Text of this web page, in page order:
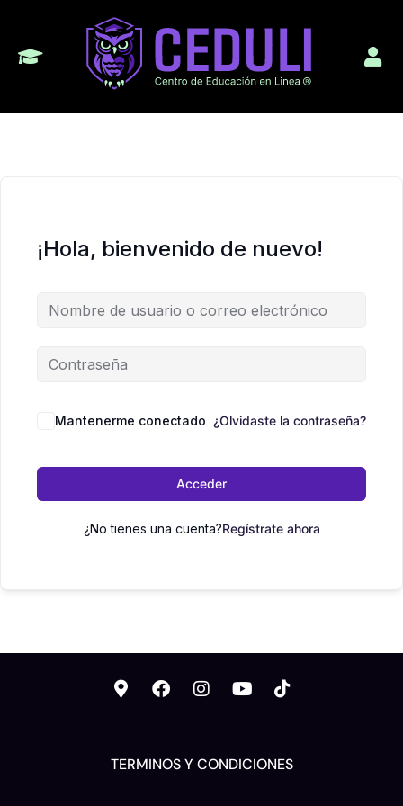
¡Hola, bienvenido de nuevo!
Mantenerme conectado ¿Olvidaste la contraseña?
Acceder
¿No tienes una cuenta?Regístrate ahora
TERMINOS Y CONDICIONES